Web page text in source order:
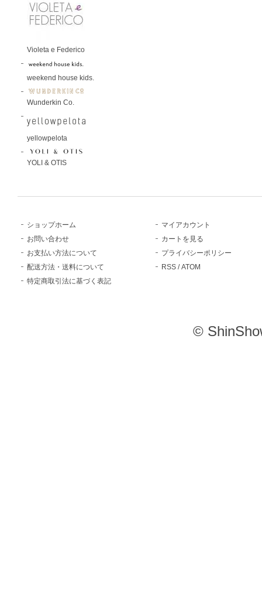
Violeta e Federico
weekend house kids.
Wunderkin Co.
yellowpelota
YOLI & OTIS
ショップホーム
お問い合わせ
お支払い方法について
配送方法・送料について
特定商取引法に基づく表記
マイアカウント
カートを見る
プライバシーポリシー
RSS /ATOM
©